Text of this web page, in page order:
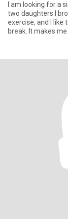
I am looking for a sincere man I want to
two daughters I broke up with my husband Habits: I like coffee,
exercise, and I like
break. It makes